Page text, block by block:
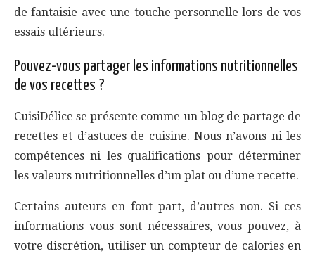
de fantaisie avec une touche personnelle lors de vos
essais ultérieurs.
Pouvez-vous partager les informations nutritionnelles
de vos recettes ?
CuisiDélice se présente comme un blog de partage de
recettes et d’astuces de cuisine. Nous n’avons ni les
compétences ni les qualifications pour déterminer
les valeurs nutritionnelles d’un plat ou d’une recette.
Certains auteurs en font part, d’autres non. Si ces
informations vous sont nécessaires, vous pouvez, à
votre discrétion, utiliser un compteur de calories en